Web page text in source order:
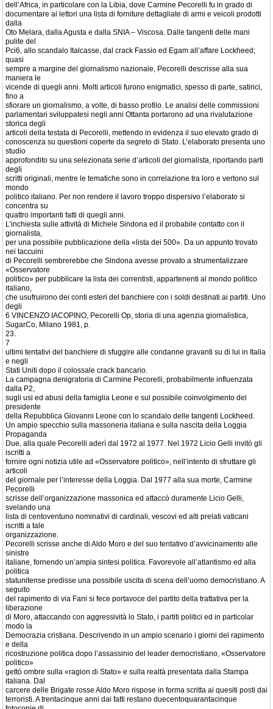
dell’Africa, in particolare con la Libia, dove Carmine Pecorelli fu in grado di
documentare ai lettori una lista di forniture dettagliate di armi e veicoli prodotti
dalla
Oto Melara, dalla Agusta e dalla SNIA – Viscosa. Dalle tangenti delle mani
pulite del
Pci6, allo scandalo Italcasse, dal crack Fassio ed Egam all’affare Lockheed;
quasi
sempre a margine del giornalismo nazionale, Pecorelli descrisse alla sua
maniera le
vicende di quegli anni. Molti articoli furono enigmatici, spesso di parte, satirici,
fino a
sfiorare un giornalismo, a volte, di basso profilo. Le analisi delle commissioni
parlamentari sviluppatesi negli anni Ottanta portarono ad una rivalutazione
storica degli
articoli della testata di Pecorelli, mettendo in evidenza il suo elevato grado di
conoscenza su questioni coperte da segreto di Stato. L’elaborato presenta uno
studio
approfondito su una selezionata serie d’articoli del giornalista, riportando parti
degli
scritti originali, mentre le tematiche sono in correlazione tra loro e vertono sul
mondo
politico italiano. Per non rendere il lavoro troppo dispersivo l’elaborato si
concentra su
quattro importanti fatti di quegli anni.
L’inchiesta sulle attività di Michele Sindona ed il probabile contatto con il
giornalista,
per una possibile pubblicazione della «lista dei 500». Da un appunto trovato
nei taccuini
di Pecorelli sembrerebbe che Sindona avesse provato a strumentalizzare
«Osservatore
politico» per pubblicare la lista dei correntisti, appartenenti al mondo politico
italiano,
che usufruirono dei conti esteri del banchiere con i soldi destinati ai partiti. Uno
degli
6 VINCENZO IACOPINO, Pecorelli Op, storia di una agenzia giornalistica,
SugarCo, Milano 1981, p.
23.
7
ultimi tentativi del banchiere di sfuggire alle condanne gravanti su di lui in Italia
e negli
Stati Uniti dopo il colossale crack bancario.
La campagna denigratoria di Carmine Pecorelli, probabilmente influenzata
dalla P2,
sugli usi ed abusi della famiglia Leone e sul possibile coinvolgimento del
presidente
della Repubblica Giovanni Leone con lo scandalo delle tangenti Lockheed.
Un ampio specchio sulla massoneria italiana e sulla nascita della Loggia
Propaganda
Due, alla quale Pecorelli aderì dal 1972 al 1977. Nel 1972 Licio Gelli invitò gli
iscritti a
fornire ogni notizia utile ad «Osservatore politico», nell’intento di sfruttare gli
articoli
del giornale per l’interesse della Loggia. Dal 1977 alla sua morte, Carmine
Pecorelli
scrisse dell’organizzazione massonica ed attaccò duramente Licio Gelli,
svelando una
lista di centoventuno nominativi di cardinali, vescovi ed alti prelati vaticani
iscritti a tale
organizzazione.
Pecorelli scrisse anche di Aldo Moro e del suo tentativo d’avvicinamento alle
sinistre
italiane, fornendo un’ampia sintesi politica. Favorevole all’atlantismo ed alla
politica
statunitense predisse una possibile uscita di scena dell’uomo democristiano. A
seguito
del rapimento di via Fani si fece portavoce del partito della trattativa per la
liberazione
di Moro, attaccando con aggressività lo Stato, i partiti politici ed in particolar
modo la
Democrazia cristiana. Descrivendo in un ampio scenario i giorni del rapimento
e della
ricostruzione politica dopo l’assassinio del leader democristiano, «Osservatore
politico»
gettò ombre sulla «ragion di Stato» e sulla realtà presentata dalla Stampa
italiana. Dal
carcere delle Brigate rosse Aldo Moro rispose in forma scritta ai quesiti posti dai
terroristi. A trentacinque anni dai fatti restano duecentoquarantacinque